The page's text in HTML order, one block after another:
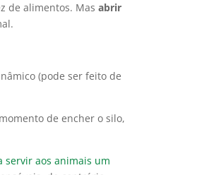
de alimentos. Masabrir
(pode ser feito de
de encher o silo,
servir aos animais um